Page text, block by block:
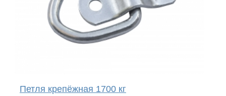
Петля крепёжная 1700 кг